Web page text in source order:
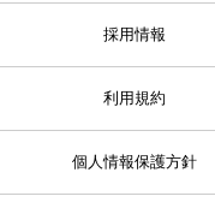
採用情報
利用規約
個人情報保護方針